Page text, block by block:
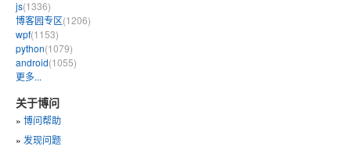
js(1336)
博客园专区(1206)
wpf(1153)
python(1079)
android(1055)
更多...
关于博问
» 博问帮助
» 发现问题